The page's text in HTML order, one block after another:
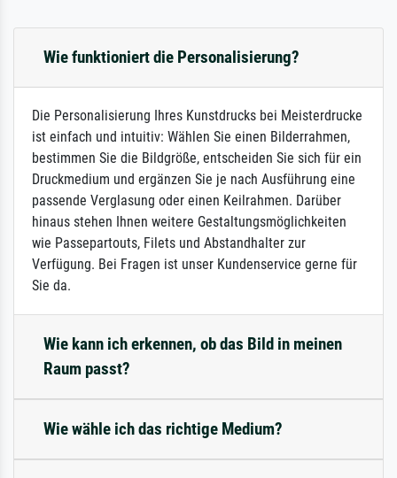
Wie funktioniert die Personalisierung?
Die Personalisierung Ihres Kunstdrucks bei Meisterdrucke
ist einfach und intuitiv: Wählen Sie einen Bilderrahmen,
bestimmen Sie die Bildgröße, entscheiden Sie sich für ein
Druckmedium und ergänzen Sie je nach Ausführung eine
passende Verglasung oder einen Keilrahmen. Darüber
hinaus stehen Ihnen weitere Gestaltungsmöglichkeiten
wie Passepartouts, Filets und Abstandhalter zur
Verfügung. Bei Fragen ist unser Kundenservice gerne für
Sie da.
Wie kann ich erkennen, ob das Bild in meinen
Raum passt?
Wie wähle ich das richtige Medium?